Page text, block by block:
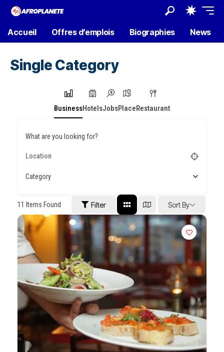
Accueil Offres d’emplois Biographies News
Single Category
BusinessHotelsJobsPlaceRestaurant
What are you looking for?
Category
11 Items Found Filter Sort By